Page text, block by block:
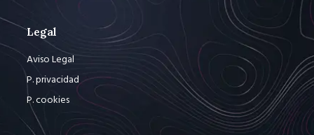
Legal
Aviso Legal
P. privacidad
P. cookies